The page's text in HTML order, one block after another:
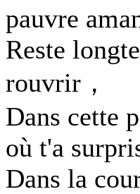
pauvre
Reste
rouvrir，
Dans cette
où t'a
Dans la